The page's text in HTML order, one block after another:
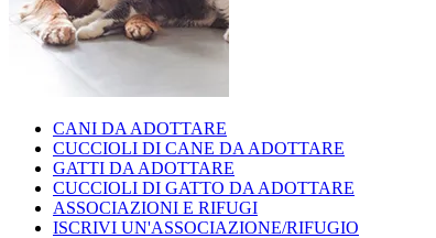
CANI DA ADOTTARE
CUCCIOLI DI CANE DA ADOTTARE
GATTI DA ADOTTARE
CUCCIOLI DI GATTO DA ADOTTARE
ASSOCIAZIONI E RIFUGI
ISCRIVI UN'ASSOCIAZIONE/RIFUGIO